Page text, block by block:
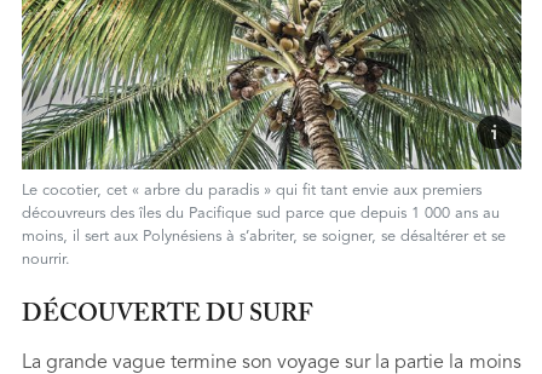
Le cocotier, cet « arbre du paradis » qui fit tant envie aux premiers
découvreurs des îles du Pacifique sud parce que depuis 1 000 ans au
moins, il sert aux Polynésiens à s’abriter, se soigner, se désaltérer et se
nourrir.
DÉCOUVERTE DU SURF
La grande vague termine son voyage sur la partie la moins